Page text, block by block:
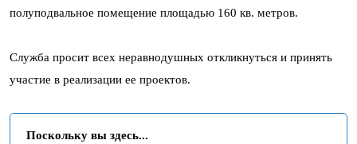
полуподвальное помещение площадью 160 кв. метров.
Служба просит всех неравнодушных откликнуться и принять
участие в реализации ее проектов.
Поскольку вы здесь...